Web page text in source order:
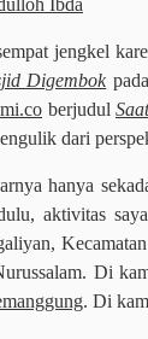
Ibda
jengkel
Digembokpada
berjudul
dari
hanya
aktivitas
Di
. Di